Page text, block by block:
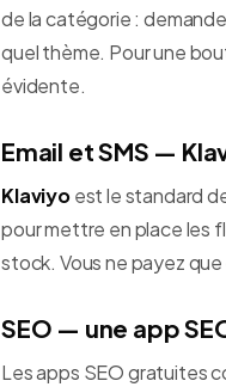
de la catégorie :
quel thème. Pour une
évidente.
Email et SMS —
Klaviyoest le standard
pour mettre en place les
stock. Vous ne payez
SEO — une app
Les apps SEO gratuites